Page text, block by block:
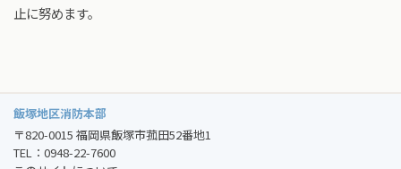
止に努めます。
飯塚地区消防本部
〒820-0015 福岡県飯塚市菰田52番地1
TEL：0948-22-7600